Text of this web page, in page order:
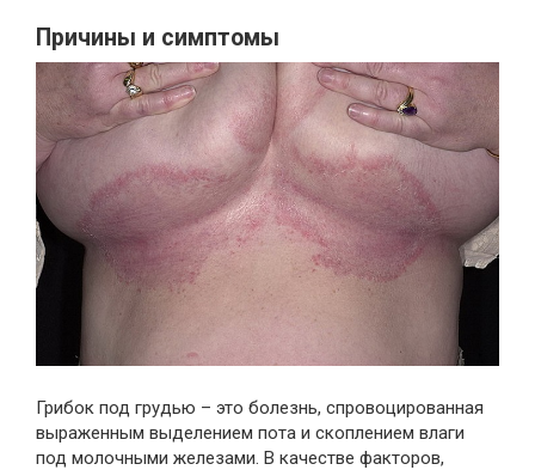
Причины и симптомы
Грибок под грудью – это болезнь, спровоцированная
выраженным выделением пота и скоплением влаги
под молочными железами. В качестве факторов,